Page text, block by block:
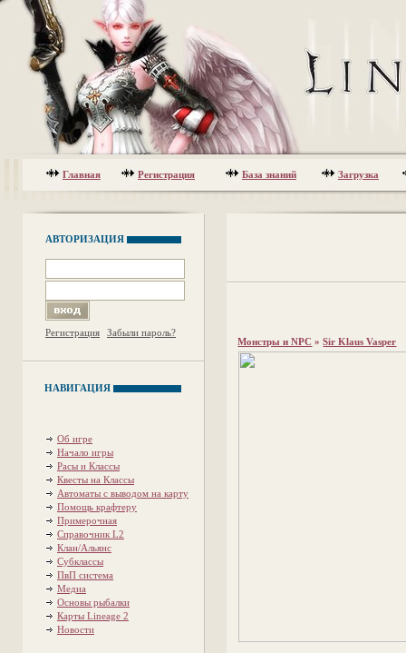
Главная Регистрация База знаний Загрузка
АВТОРИЗАЦИЯ
Регистрация Забыли пароль?
НАВИГАЦИЯ
Об игре
Начало игры
Расы и Классы
Квесты на Классы
Автоматы с выводом на карту
Помощь крафтеру
Примерочная
Справочник L2
Клан/Альянс
Субклассы
ПвП система
Медиа
Основы рыбалки
Карты Lineage 2
Новости
Монстры и NPC »Sir Klaus Vasper